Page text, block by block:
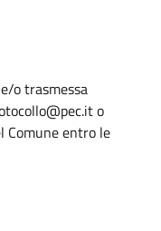
o trasmessa
o
Comune entro le